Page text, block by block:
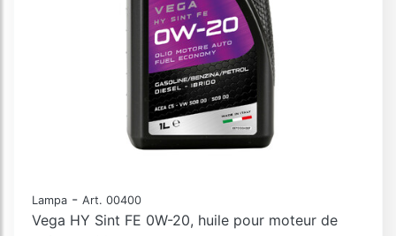
Lampa - Art. 00400
Vega HY Sint FE 0W-20, huile pour moteur de